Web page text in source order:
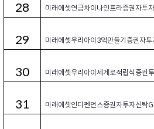
28 미래에셋연금차이나인프라증권자투
29 미래에셋우리아이3억만들기증권자
30 미래에셋우리아이세계로적립식증권
31 미래에셋인디펜던스증권자투자신탁